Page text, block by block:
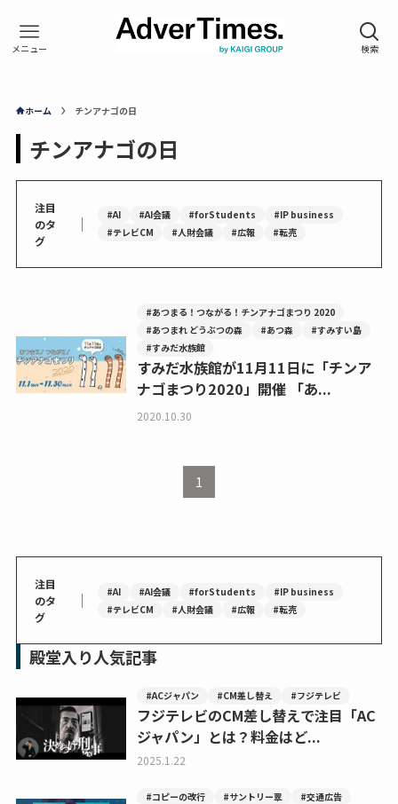
ホーム チンアナゴの日
チンアナゴの日
注目
のタ
グ
｜ #AI #AI会議 #forStudents
#IP business
#テレビCM
#人財会議 #広報 #転売
#あつまる！つながる！チンアナゴまつり 2020
#あつまれ どうぶつの森
#あつ森
#すみすい島
#すみだ水族館
すみだ水族館が11月11日に「チンア
ナゴまつり2020」開催 「あ...
2020.10.30
1
注目
のタ
グ
｜ #AI #AI会議 #forStudents
#IP business
#テレビCM
#人財会議 #広報 #転売
殿堂入り人気記事
#ACジャパン #CM差し替え #フジテレビ
フジテレビのCM差し替えで注目「AC
ジャパン」とは？料金はど...
2025.1.22
#コピーの改行 #サントリー翠 #交通広告